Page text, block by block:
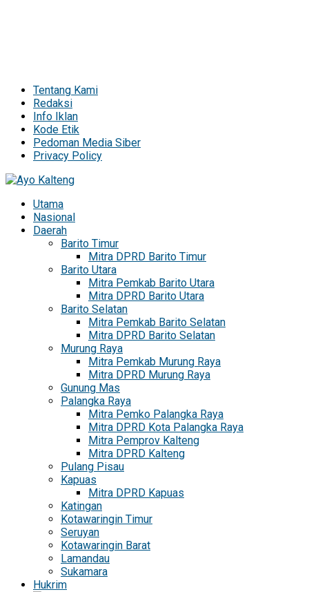
Tentang Kami
Redaksi
Info Iklan
Kode Etik
Pedoman Media Siber
Privacy Policy
Utama
Nasional
Daerah
Barito Timur
Mitra DPRD Barito Timur
Barito Utara
Mitra Pemkab Barito Utara
Mitra DPRD Barito Utara
Barito Selatan
Mitra Pemkab Barito Selatan
Mitra DPRD Barito Selatan
Murung Raya
Mitra Pemkab Murung Raya
Mitra DPRD Murung Raya
Gunung Mas
Palangka Raya
Mitra Pemko Palangka Raya
Mitra DPRD Kota Palangka Raya
Mitra Pemprov Kalteng
Mitra DPRD Kalteng
Pulang Pisau
Kapuas
Mitra DPRD Kapuas
Katingan
Kotawaringin Timur
Seruyan
Kotawaringin Barat
Lamandau
Sukamara
Hukrim